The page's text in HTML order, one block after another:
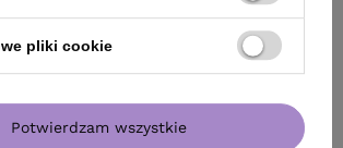
312,00 zł
pliki cookie
Potwierdzam wszystkie